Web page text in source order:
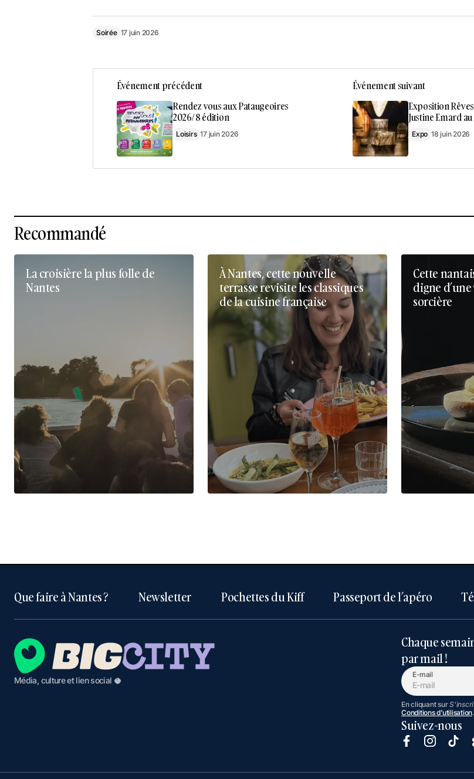
Soirée 17 juin 2026
Événement précédent
Rendez vous aux Pataugeoires
2026/ 8 édition
Loisirs 17 juin 2026
Événement suivant
Exposition
Justine Emard
Expo 18 juin 2026
Recommandé
La croisière la plus folle de
Nantes
À Nantes, cette nouvelle
terrasse revisite les classiques
de la cuisine française
Cette
digne
sorcière
Média, culture et lien social 🥥
Que faire à Nantes ? Newsletter Pochettes du Kiff Passeport de l’apéro
Chaque
par mail !
E-mail
En cliquant sur
Conditions d’utilisation.
Suivez-nous